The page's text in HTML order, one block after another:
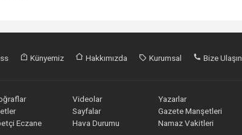
Künyemiz Hakkımızda Kurumsal Bize Ulaşın
Videolar
Yazarlar
Sayfalar
Gazete Manşetleri
Eczane
Hava Durumu Namaz Vakitleri